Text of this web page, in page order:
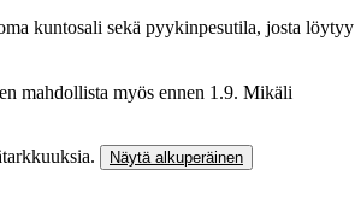
kuntosali sekä pyykinpesutila, josta löytyy
mahdollista myös ennen 1.9. Mikäli
Näytä alkuperäinen